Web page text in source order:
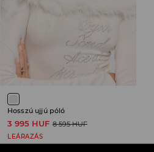
Hosszú ujjú póló
3 995 HUF 8 595 HUF
LEÁRAZÁS